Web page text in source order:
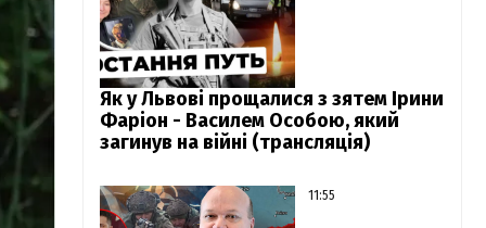
Як у Львові прощалися з зятем Ірини
Фаріон - Василем Особою, який
загинув на війні (трансляція)
11:55